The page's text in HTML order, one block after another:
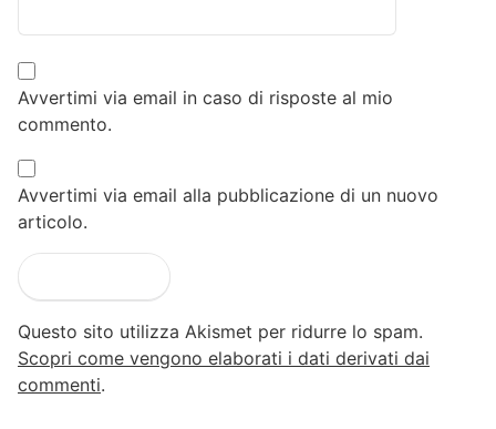
Avvertimi via email in caso di risposte al mio
commento.
Avvertimi via email alla pubblicazione di un nuovo
articolo.
Questo sito utilizza Akismet per ridurre lo spam.
Scopri come vengono elaborati i dati derivati dai
commenti.